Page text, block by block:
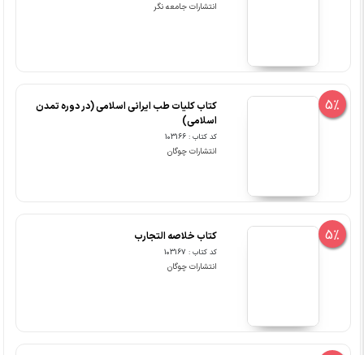
انتشارات جامعه نگر
5%
کتاب کلیات طب ایرانی اسلامی (در دوره تمدن
اسلامی)
کد کتاب : 103166
انتشارات چوگان
5% کتاب خلاصه التجارب
کد کتاب : 103167
انتشارات چوگان